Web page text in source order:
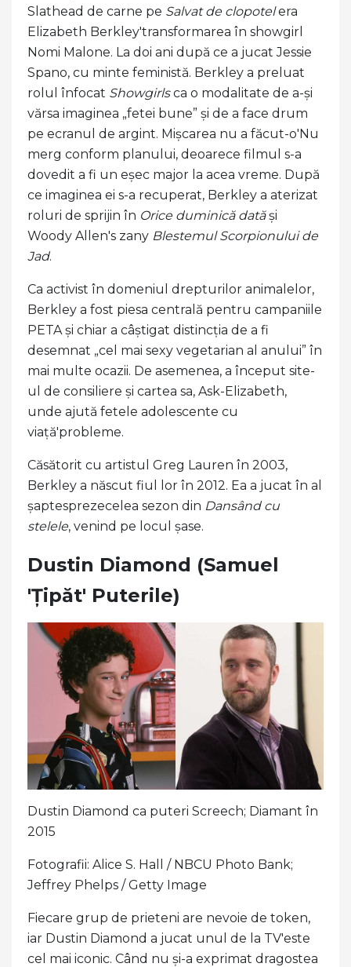
Slathead de carne pe Salvat de clopotelera
Elizabeth Berkley'transformarea în showgirl
Nomi Malone. La doi ani după ce a jucat Jessie
Spano, cu minte feministă. Berkley a preluat
rolul înfocat Showgirlsca o modalitate de a-și
vărsa imaginea „fetei bune” și de a face drum
pe ecranul de argint. Mișcarea nu a făcut-o'Nu
merg conform planului, deoarece filmul s-a
dovedit a fi un eșec major la acea vreme. După
ce imaginea ei s-a recuperat, Berkley a aterizat
roluri de sprijin în Orice duminică datăși
Woody Allen's zany Blestemul Scorpionului de
Jad.
Ca activist în domeniul drepturilor animalelor,
Berkley a fost piesa centrală pentru campaniile
PETA și chiar a câștigat distincția de a fi
desemnat „cel mai sexy vegetarian al anului” în
mai multe ocazii. De asemenea, a început site-
ul de consiliere și cartea sa, Ask-Elizabeth,
unde ajută fetele adolescente cu
viață'probleme.
Căsătorit cu artistul Greg Lauren în 2003,
Berkley a născut fiul lor în 2012. Ea a jucat în al
șaptesprezecelea sezon din Dansând cu
stelele, venind pe locul șase.
Dustin Diamond (Samuel
'Ţipăt' Puterile)
Dustin Diamond ca puteri Screech; Diamant în
2015
Fotografii: Alice S. Hall / NBCU Photo Bank;
Jeffrey Phelps / Getty Image
Fiecare grup de prieteni are nevoie de token,
iar Dustin Diamond a jucat unul de la TV'este
cel mai iconic. Când nu și-a exprimat dragostea